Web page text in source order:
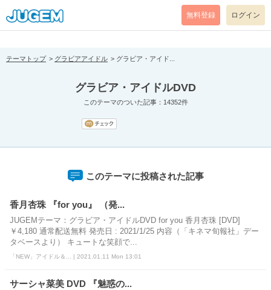
[pear_error: message="Success" code=0 mode=return level=notice
prefix="" info=""]
無料登録 ログイン
テーマトップ グラビアアイドル グラビア・アイド...
グラビア・アイドルDVD
このテーマのついた記事：14352件
このテーマに投稿された記事
香月杏珠 『for you』 （発...
JUGEMテーマ：グラビア・アイドルDVD for you 香月杏珠 [DVD]
￥4,180 通常配送無料 発売日 : 2021/1/25 内容（「キネマ旬報社」デー
タベースより） キュートな笑顔で...
「NEW」アイドル＆... | 2021.01.11 Mon 13:01
サーシャ菜美 DVD 『魅惑の...